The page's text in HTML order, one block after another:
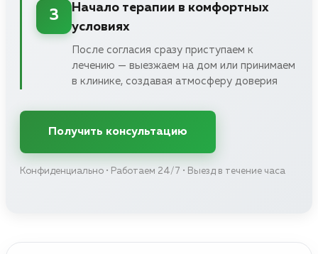
3
Начало терапии в комфортных
условиях
После согласия сразу приступаем к
лечению — выезжаем на дом или принимаем
в клинике, создавая атмосферу доверия
Получить консультацию
Конфиденциально • Работаем 24/7 • Выезд в течение часа